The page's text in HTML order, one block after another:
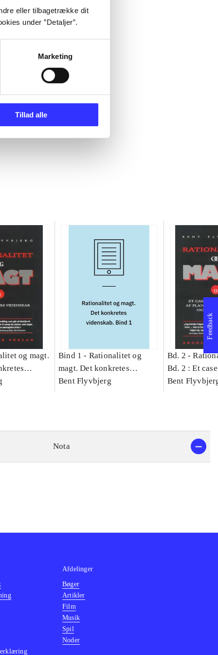
eller tilbagetrække dit
under ”Detaljer”.
Marketing
Tillad alle
og magt.
Bind 1 - Rationalitet og
magt. Det konkretes
videnskab. Bind 1
Bent Flyvbjerg
Bd. 2 -
Bd. 2 : Et
studie af
Bent
Nota
Feedback
Afdelinger
Bøger
Artikler
Film
Musik
Spil
Noder